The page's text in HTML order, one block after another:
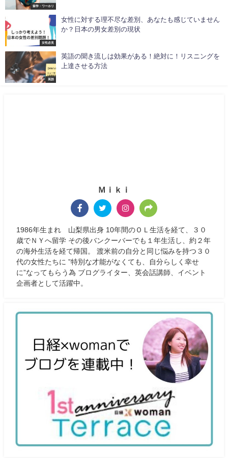
留学・ワーホリ
女性必見
女性に対する理不尽な差別、あなたも感じていません
か？日本の男女差別の現状
英語
英語の聞き流しは効果がある！絶対に！リスニングを
上達させる方法
Ｍｉｋｉ
1986年生まれ 山梨県出身 10年間のＯＬ生活を経て、３０
歳でＮＹへ留学 その後バンクーバーでも１年生活し、約２年
の海外生活を経て帰国。 渡米前の自分と同じ悩みを持つ３０
代の女性たちに ”特別な才能がなくても、自分らしく幸せ
に”なってもらう為 ブログライター、英会話講師、イベント
企画者として活躍中。